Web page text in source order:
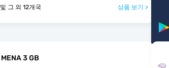
🇦🇪 및 그 외 12개국 상품 보기 >
MENA 3 GB